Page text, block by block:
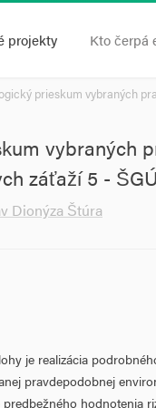
projekty Kto čerpá
prieskum vybraných
vybraných
záťaží 5 -
Dionýza Štúra
je realizácia
pravdepodobnej
predbežného hodnotenia